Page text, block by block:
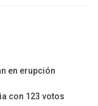
en erupción
con 123 votos